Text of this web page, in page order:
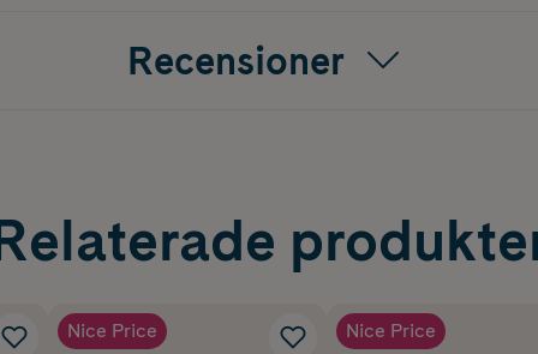
Recensioner
Nice Price Nice Price